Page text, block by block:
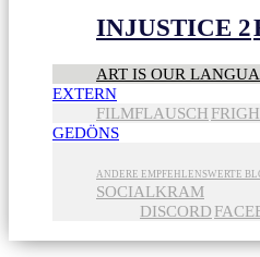
INJUSTICE 2
ART IS OUR
EXTERN
FILMFLAUSCH
GEDÖNS
ANDERE EMPFEHLENSWERTE
SOCIALKRAM
DISCORD